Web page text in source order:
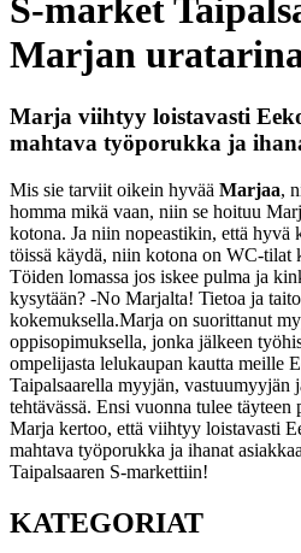
S-market
Marjan
Marja viihtyy loistavasti
mahtava työporukka ja
Mis sie tarviit oikein hyvää Marjaa,
homma mikä vaan, niin se hoituu
kotona. Ja niin nopeastikin, että hyvä
töissä käydä, niin kotona on WC-tilat
Töiden lomassa jos iskee pulma ja
kysytään? -No Marjalta! Tietoa ja
kokemuksella.Marja on suorittanut
oppisopimuksella, jonka jälkeen
ompelijasta lelukaupan kautta meille
Taipalsaarella myyjän, vastuumyyjän
tehtävässä. Ensi vuonna tulee
Marja kertoo, että viihtyy loistavasti
mahtava työporukka ja ihanat
Taipalsaaren S-markettiin!
KATEGORIAT